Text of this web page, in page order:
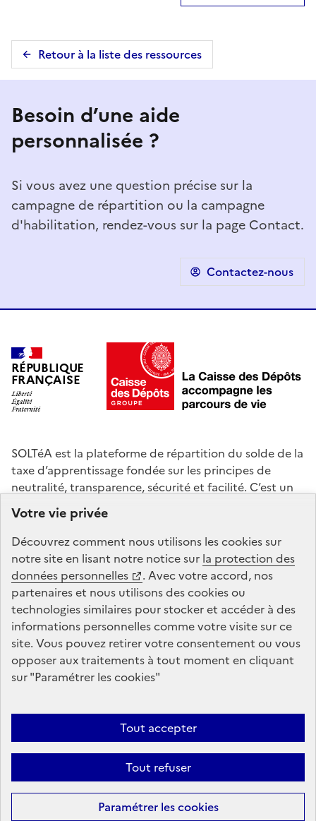
Votre vie privée
Découvrez comment nous utilisons lescookiessur
notre site en lisant notre notice sur la protection des
données personnelles
. Avec votre accord, nos
partenaires et nous utilisons descookiesou
technologies similaires pour stocker et accéder à des
informations personnelles comme votre visite sur ce
site. Vous pouvez retirer votre consentement ou vous
opposer aux traitements à tout moment en cliquant
sur "Paramétrer lescookies"
Tout accepter
Tout refuser
Paramétrer lescookies
Retour à la liste des ressources
Besoin d’une aide
personnalisée ?
Si vous avez une question précise sur la
campagne de répartition ou la campagne
d'habilitation, rendez-vous sur la page Contact.
Contactez-nous
RÉPUBLIQUE
FRANÇAISE
SOLTéA est la plateforme de répartition du solde de la
taxe d’apprentissage fondée sur les principes de
neutralité, transparence, sécurité et facilité. C’est un
service mandaté par les ministères chargés de
l’éducation et de l’enseignement supérieur. La Caisse
des Dépôts gère la plateforme de répartition du solde
de la taxe d’apprentissage : conception, animation,
maintenance, traitements informatiques et assistance
technique.
legifrance.gouv.fr
gouvernement.fr
service-public.fr
data.gouv.fr
Conditions Générales d’Utilisation
Données personnelles et cookies
Accessibilité : non conforme
Sauf mention contraire, tous les contenus de ce site sont sous